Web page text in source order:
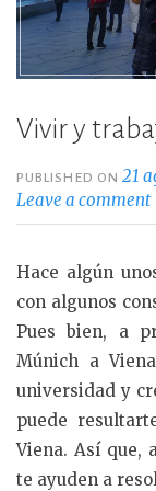
Vivir y
PUBLISHED ON21
Leave a comment
Hace algún
con algunos
Pues bien, a
Múnich a
universidad y
puede
Viena. Así que,
te ayuden a